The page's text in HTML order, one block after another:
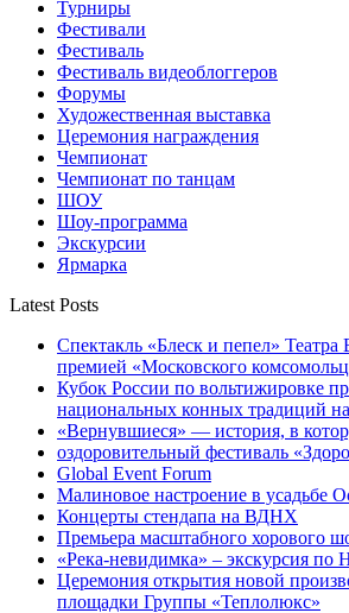
Турниры
Фестивали
Фестиваль
Фестиваль видеоблоггеров
Форумы
Художественная выставка
Церемония награждения
Чемпионат
Чемпионат по танцам
ШОУ
Шоу-программа
Экскурсии
Ярмарка
Latest Posts
Спектакль «Блеск и пепел» Театра
премией «Московского
Кубок России по вольтижировке
национальных конных традиций
«Вернувшиеся» — история, в
оздоровительный фестиваль
Global Event Forum
Малиновое настроение в усадьбе
Концерты стендапа на ВДНХ
Премьера масштабного хорового
«Река-невидимка» – экскурсия по
Церемония открытия новой
площадки Группы «Теплолюкс»